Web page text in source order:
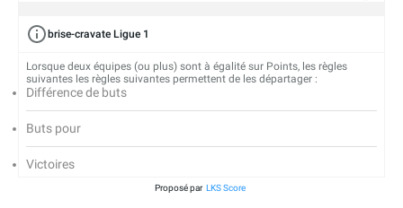
brise-cravate Ligue 1
Lorsque deux équipes (ou plus) sont à égalité sur Points, les règles
suivantes les règles suivantes permettent de les départager :
Différence de buts
Buts pour
Victoires
Proposé par LKS Score